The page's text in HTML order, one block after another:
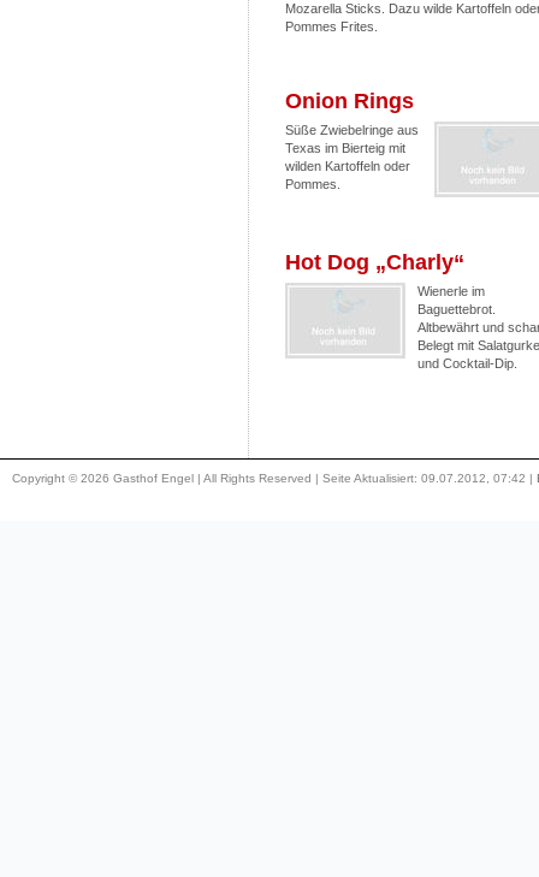
Mozarella Sticks. Dazu wilde Kartoffeln
Pommes Frites.
Onion Rings
Süße Zwiebelringe aus
Texas im Bierteig mit
wilden Kartoffeln oder
Pommes.
Hot Dog „Charly“
Wienerle im
Baguettebrot.
Altbewährt und
Belegt mit
und Cocktail-Dip.
Copyright © 2026 Gasthof Engel | All Rights Reserved | Seite Aktualisiert: 09.07.2012, 07:42 |